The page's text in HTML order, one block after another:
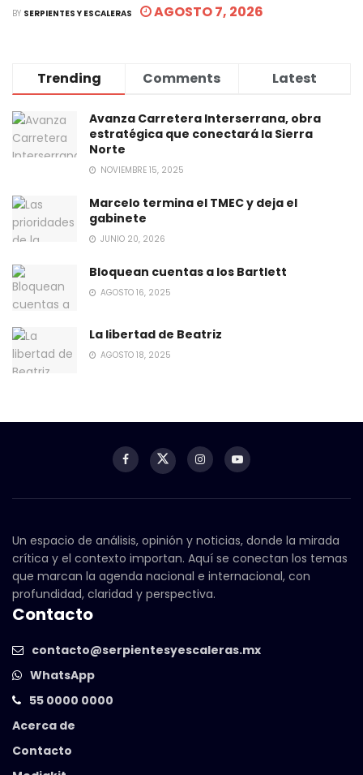
BY SERPIENTES Y ESCALERAS AGOSTO 7, 2026
Trending Comments Latest
Avanza Carretera Interserrana, obra
estratégica que conectará la Sierra
Norte
NOVIEMBRE 15, 2025
Marcelo termina el TMEC y deja el
gabinete
JUNIO 20, 2026
Bloquean cuentas a los Bartlett
AGOSTO 16, 2025
La libertad de Beatriz
AGOSTO 18, 2025
Un espacio de análisis, opinión y noticias, donde la mirada
crítica y el contexto importan. Aquí se conectan los temas
que marcan la agenda nacional e internacional, con
profundidad, claridad y perspectiva.
Contacto
contacto@serpientesyescaleras.mx
WhatsApp
55 0000 0000
Acerca de
Contacto